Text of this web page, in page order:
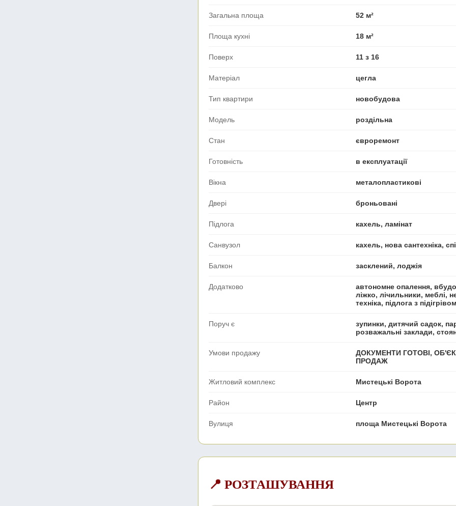
Загальна площа 52 м²
Площа кухні 18 м²
Поверх 11 з 16
Матеріал цегла
Тип квартири новобудова
Модель роздільна
Стан євроремонт
Готовність в експлуатації
Вікна металопластикові
Двері броньовані
Підлога кахель, ламінат
Санвузол кахель, нова сантехніка,
Балкон засклений, лоджія
Додатково
автономне опалення,
ліжко, лічильники, меблі,
техніка, підлога з підігрівом
Поруч є
зупинки, дитячий садок,
розважальні заклади,
Умови продажу
ДОКУМЕНТИ ГОТОВІ,
ПРОДАЖ
Житловий комплекс Мистецькі Ворота
Район Центр
Вулиця площа Мистецькі Ворота
📍 РОЗТАШУВАННЯ